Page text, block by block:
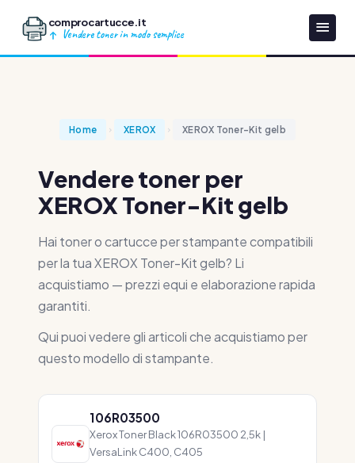
comprocartucce.it
Vendere toner in modo semplice
Home XEROX XEROX Toner-Kit gelb
Vendere toner per
XEROX Toner-Kit gelb
Hai toner o cartucce per stampante compatibili
per la tua XEROX Toner-Kit gelb? Li
acquistiamo — prezzi equi e elaborazione rapida
garantiti.
Qui puoi vedere gli articoli che acquistiamo per
questo modello di stampante.
106R03500
Xerox Toner Black 106R03500 2,5k |
VersaLink C400, C405